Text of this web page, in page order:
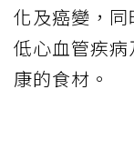
化及癌變，
低心血管疾
康的食材。